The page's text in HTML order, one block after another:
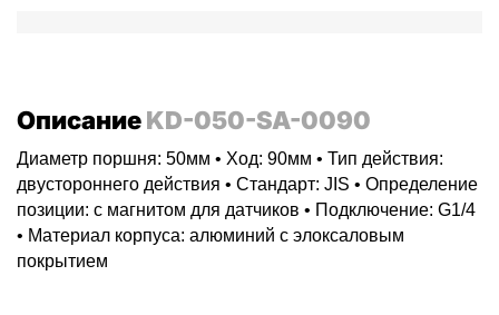
ОписаниеKD-050-SA-0090
Диаметр поршня: 50мм • Ход: 90мм • Тип действия:
двустороннего действия • Стандарт: JIS • Определение
позиции: с магнитом для датчиков • Подключение: G1/4
• Материал корпуса: алюминий с элоксаловым
покрытием